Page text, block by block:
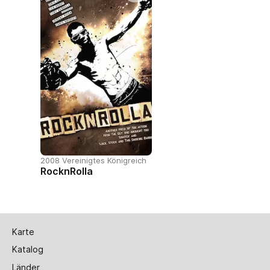
2008 Vereinigtes Königreich
RocknRolla
Karte
Katalog
Länder